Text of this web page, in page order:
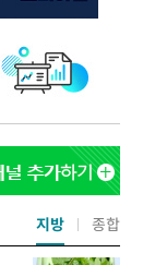
지방 종합